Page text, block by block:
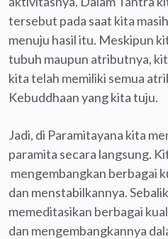
tersebut pada saat kita
menuju hasil itu. Meskipun
tubuh maupun atributnya,
kita telah memiliki semua
Kebuddhaan yang kita tuju.
Jadi, di Paramitayana kita
paramita secara langsung.
mengembangkan berbagai
dan menstabilkannya.
memeditasikan berbagai
dan mengembangkannya